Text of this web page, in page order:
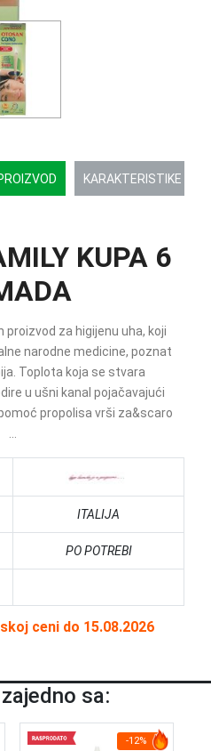
KARAKTERISTIKE
KUPA 6
za higijenu uha, koji
narodne medicine, poznat
Toplota koja se stvara
u ušni kanal pojačavajući
propolisa vrši za&scaro
ITALIJA
PO POTREBI
ceni do 15.08.2026
sa:
-12%